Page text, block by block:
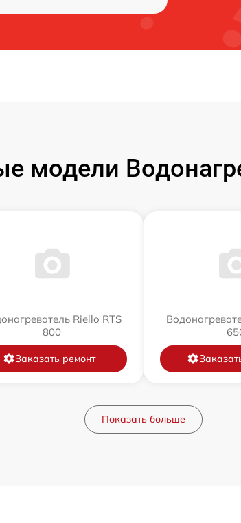
модели
Riello RTS
800
Заказать ремонт
Показать больше